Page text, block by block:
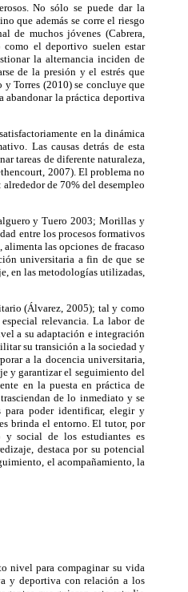
No sólo se puede dar la
que además se corre el riesgo
de muchos jóvenes (Cabrera,
el deportivo suelen estar
la alternancia inciden de
de la presión y el estrés que
Torres (2010) se concluye que
la práctica deportiva
en la dinámica
Las causas detrás de esta
tareas de diferente naturaleza,
2007). El problema no
de 70% del desempleo
y Tuero 2003; Morillas y
entre los procesos formativos
las opciones de fracaso
universitaria a fin de que se
en las metodologías utilizadas,
(Álvarez, 2005); tal y como
relevancia. La labor de
a su adaptación e integración
su transición a la sociedad y
a la docencia universitaria,
y garantizar el seguimiento del
en la puesta en práctica de
de lo inmediato y se
para poder identificar, elegir y
brinda el entorno. El tutor, por
y social de los estudiantes es
destaca por su potencial
el acompañamiento, la
nivel para compaginar su vida
y deportiva con relación a los